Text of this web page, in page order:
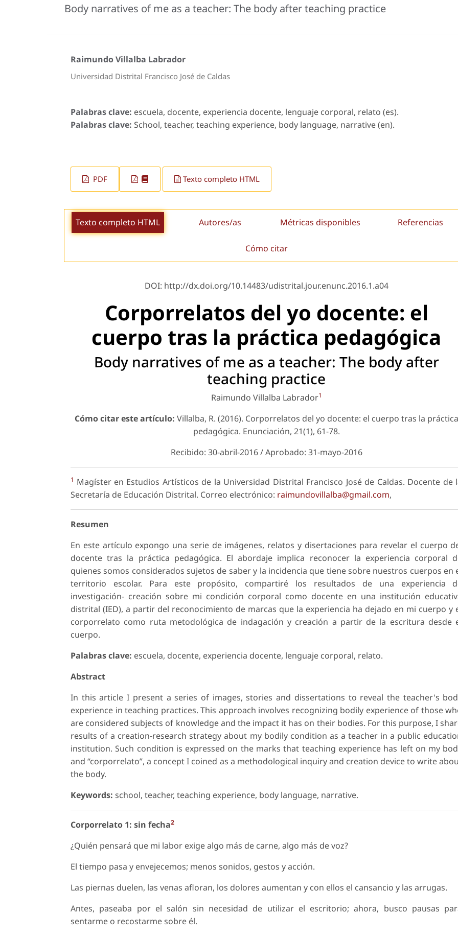
Body narratives of me as a teacher: The body after teaching practice
Raimundo Villalba Labrador
Universidad Distrital Francisco José de Caldas
Palabras clave: escuela, docente, experiencia docente, lenguaje corporal, relato (es).
Palabras clave: School, teacher, teaching experience, body language, narrative (en).
PDF Texto completo HTML
Texto completo HTML Autores/as Métricas disponibles Referencias
Cómo citar
DOI: http://dx.doi.org/10.14483/udistrital.jour.enunc.2016.1.a04
Corporrelatos del yo docente: el
cuerpo tras la práctica pedagógica
Body narratives of me as a teacher: The body after
teaching practice
Raimundo Villalba Labrador1
Cómo citar este artículo: Villalba, R. (2016). Corporrelatos del yo docente: el cuerpo tras la práctica
pedagógica. Enunciación, 21(1), 61-78.
Recibido: 30-abril-2016 / Aprobado: 31-mayo-2016
1 Magíster en Estudios Artísticos de la Universidad Distrital Francisco José de Caldas. Docente de
Secretaría de Educación Distrital. Correo electrónico: raimundovillalba@gmail.com,
Resumen
En este artículo expongo una serie de imágenes, relatos y disertaciones para revelar el cuerpo
docente tras la práctica pedagógica. El abordaje implica reconocer la experiencia corporal
quienes somos considerados sujetos de saber y la incidencia que tiene sobre nuestros cuerpos en
territorio escolar. Para este propósito, compartiré los resultados de una experiencia
investigación- creación sobre mi condición corporal como docente en una institución
distrital (IED), a partir del reconocimiento de marcas que la experiencia ha dejado en mi cuerpo y
corporrelato como ruta metodológica de indagación y creación a partir de la escritura desde
cuerpo.
Palabras clave: escuela, docente, experiencia docente, lenguaje corporal, relato.
Abstract
In this article I present a series of images, stories and dissertations to reveal the teacher's
experience in teaching practices. This approach involves recognizing bodily experience of those
are considered subjects of knowledge and the impact it has on their bodies. For this purpose, I
results of a creation-research strategy about my bodily condition as a teacher in a public
institution. Such condition is expressed on the marks that teaching experience has left on my
and “corporrelato”, a concept I coined as a methodological inquiry and creation device to write
the body.
Keywords: school, teacher, teaching experience, body language, narrative.
Corporrelato 1: sin fecha2
¿Quién pensará que mi labor exige algo más de carne, algo más de voz?
El tiempo pasa y envejecemos; menos sonidos, gestos y acción.
Las piernas duelen, las venas afloran, los dolores aumentan y con ellos el cansancio y las arrugas.
Antes, paseaba por el salón sin necesidad de utilizar el escritorio; ahora, busco pausas
sentarme o recostarme sobre él.